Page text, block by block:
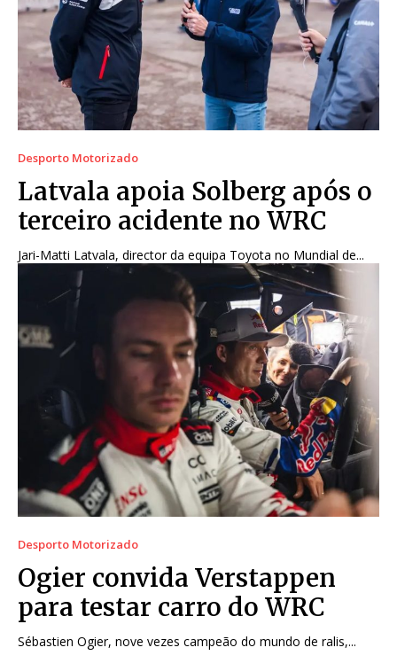
Desporto Motorizado
Latvala apoia Solberg após o
terceiro acidente no WRC
Jari-Matti Latvala, director da equipa Toyota no Mundial de...
Desporto Motorizado
Ogier convida Verstappen
para testar carro do WRC
Sébastien Ogier, nove vezes campeão do mundo de ralis,...